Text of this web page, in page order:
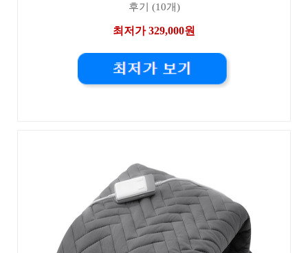
후기 (10개)
최저가 329,000원